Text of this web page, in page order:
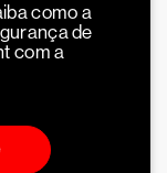
como a
de
com a